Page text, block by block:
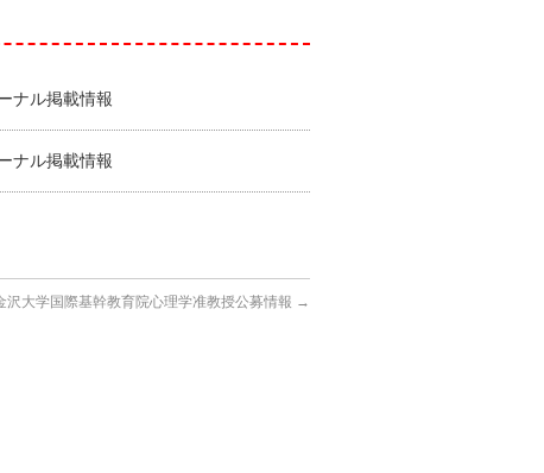
ナル掲載情報
ナル掲載情報
沢大学国際基幹教育院心理学准教授公募情報 →